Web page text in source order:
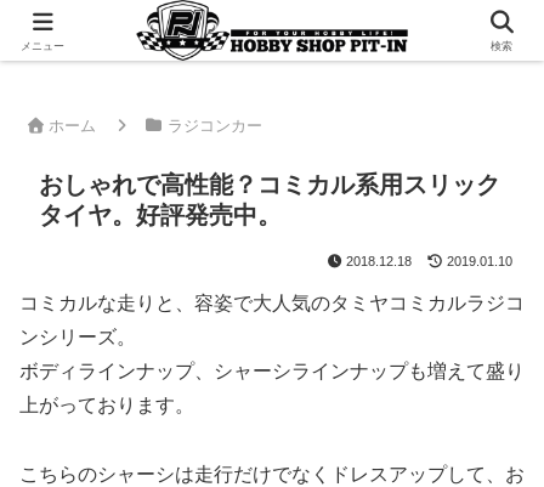
千葉県君津市でラジコンやプラモデルを販売。 ピットインのウェブサイトです
ホーム ラジコンカー
おしゃれで高性能？コミカル系用スリック
タイヤ。好評発売中。
2018.12.18 2019.01.10
コミカルな走りと、容姿で大人気のタミヤコミカルラジコ
ンシリーズ。
ボディラインナップ、シャーシラインナップも増えて盛り
上がっております。
こちらのシャーシは走行だけでなくドレスアップして、お
メニュー 検索